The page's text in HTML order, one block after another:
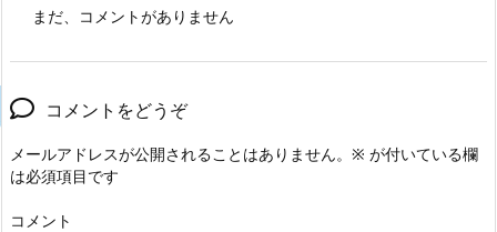
まだ、コメントがありません
コメントをどうぞ
メールアドレスが公開されることはありません。 ※ が付いている欄
は必須項目です
コメント